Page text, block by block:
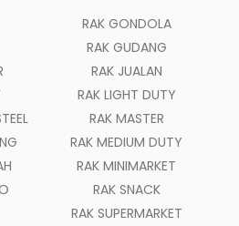
RAK GONDOLA
RAK GUDANG
RAK JUALAN
RAK LIGHT DUTY
RAK MASTER
RAK MEDIUM DUTY
RAK MINIMARKET
RAK SNACK
RAK SUPERMARKET